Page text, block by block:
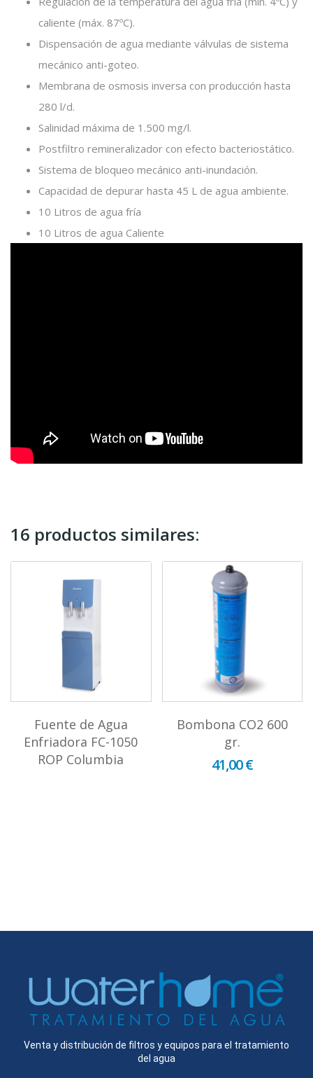
caliente (máx. 87ºC).
Dispensación de agua mediante válvulas de sistema
mecánico anti-goteo.
Membrana de osmosis inversa con producción hasta
280 l/d.
Salinidad máxima de 1.500 mg/l.
Postfiltro remineralizador con efecto bacteriostático.
Sistema de bloqueo mecánico anti-inundación.
Capacidad de depurar hasta 45 L de agua ambiente.
10 Litros de agua fría
10 Litros de agua Caliente
16 productos similares:
Fuente de Agua
Enfriadora FC-1050
ROP Columbia
Bombona CO2 600
gr.
41,00 €
Venta y distribución de filtros y equipos para el tratamiento
del agua